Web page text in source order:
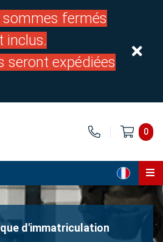
fermés
inclus.
seront expédiées
0
Page d'accueil
d'immatriculation